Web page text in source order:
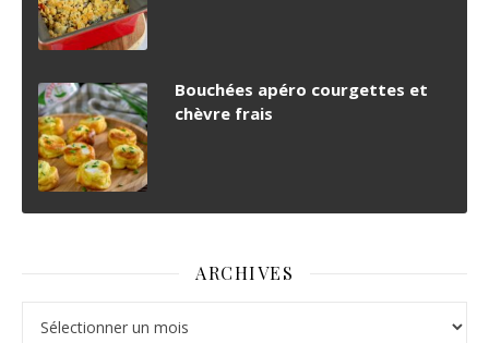
Bouchées apéro courgettes et
chèvre frais
ARCHIVES